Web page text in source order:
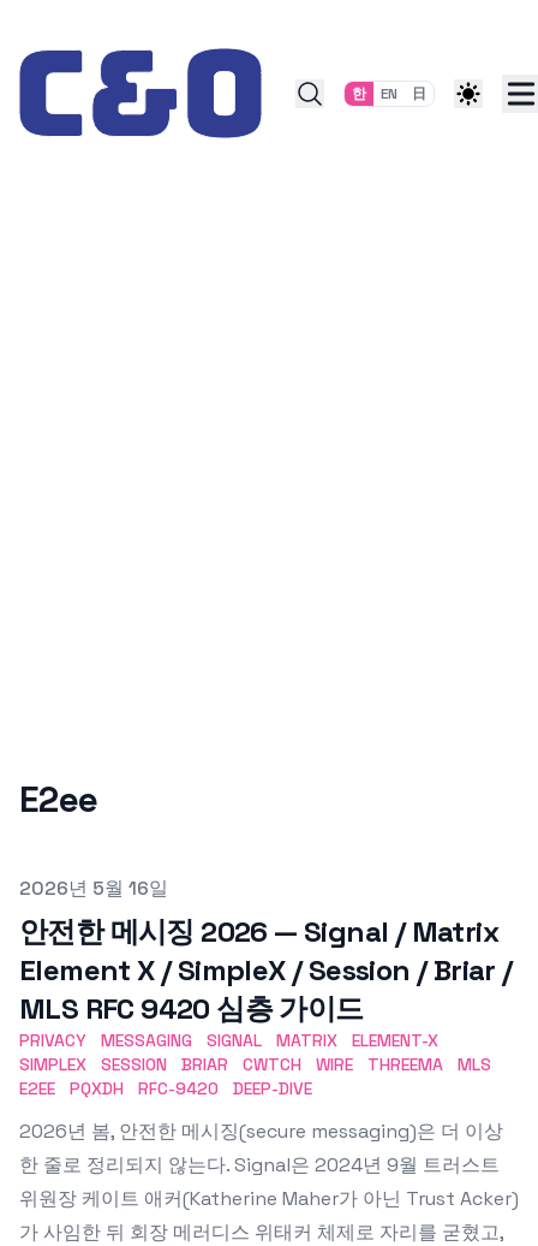
한 EN 日
E2ee
Published on
2026년 5월 16일
안전한 메시징 2026 — Signal / Matrix
Element X / SimpleX / Session / Briar /
MLS RFC 9420 심층 가이드
PRIVACY MESSAGING SIGNAL MATRIX
ELEMENT-X
SIMPLEX
SESSION BRIAR CWTCH WIRE THREEMA
MLS
E2EE
PQXDH RFC-9420 DEEP-DIVE
2026년 봄, 안전한 메시징(secure messaging)은 더 이상
한 줄로 정리되지 않는다. Signal은 2024년 9월 트러스트
위원장 케이트 애커(Katherine Maher가 아닌 Trust Acker)
가 사임한 뒤 회장 메러디스 위태커 체제로 자리를 굳혔고,